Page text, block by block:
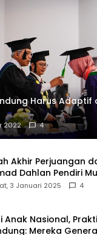
Harus Adaptif
2022 4
Akhir Perjuangan
Dahlan Pendiri
3 Januari 2025 4
Anak Nasional,
Mereka